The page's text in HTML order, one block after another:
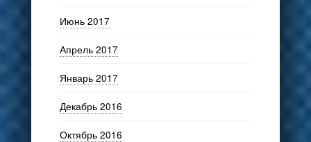
Июнь 2017
Апрель 2017
Январь 2017
Декабрь 2016
Октябрь 2016